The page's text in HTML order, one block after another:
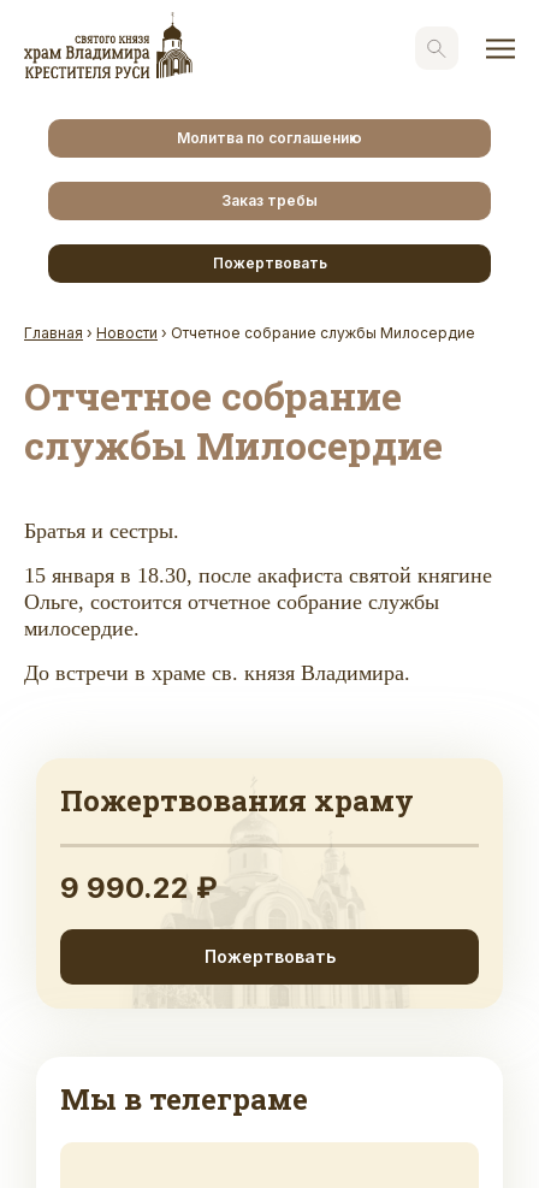
Молитва по соглашению
Заказ требы
Пожертвовать
Главная › Новости › Отчетное собрание службы Милосердие
Отчетное собрание
службы Милосердие
Братья и сестры.
15 января в 18.30, после акафиста святой княгине
Ольге, состоится отчетное собрание службы
милосердие.
До встречи в храме св. князя Владимира.
Пожертвования храму
9 990.22 ₽
Пожертвовать
Мы в телеграме